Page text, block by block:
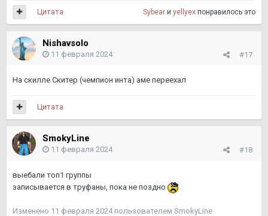
Sybear и yellyex понравилось это
Цитата
Nishavsolo
#17
11 февраля 2024
На скилле Скитер (чемпион инта) аме переехал
Цитата
SmokyLine
#18
11 февраля 2024
выебали топ1 группы
записывается в труфаны, пока не поздно
Изменено 11 февраля 2024пользователем SmokyLine